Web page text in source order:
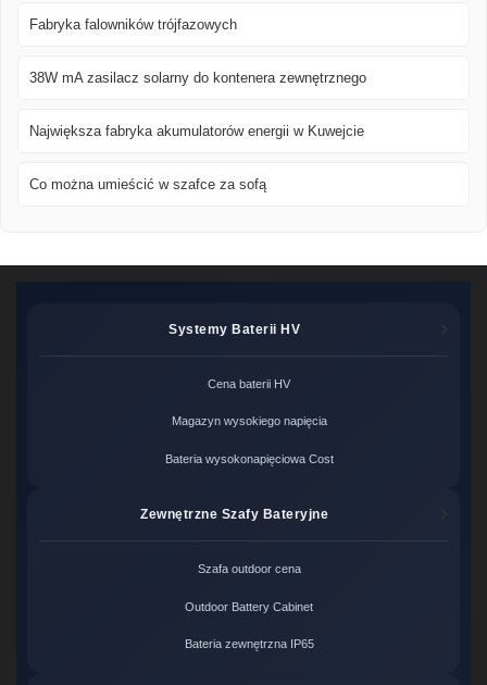
Fabryka falowników trójfazowych
38W mA zasilacz solarny do kontenera zewnętrznego
Największa fabryka akumulatorów energii w Kuwejcie
Co można umieścić w szafce za sofą
Systemy Baterii HV
Cena baterii HV
Magazyn wysokiego napięcia
Bateria wysokonapięciowa Cost
Zewnętrzne Szafy Bateryjne
Szafa outdoor cena
Outdoor Battery Cabinet
Bateria zewnętrzna IP65